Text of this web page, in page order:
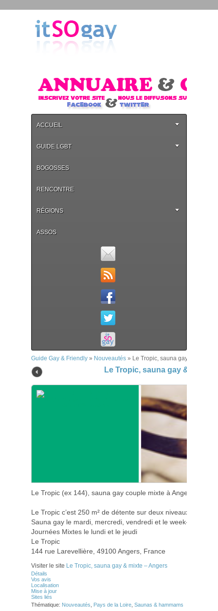
ACCUEIL
GUIDE LGBT
BOGOSSES
RENCONTRE
RÉGIONS
ASSOS
Guide Gay & Friendly » Nouveautés » Le Tropic, sauna gay & mixte –
Le Tropic, sauna gay & mixte
Le Tropic (ex 144), sauna gay couple mixte à Angers
Le Tropic c’est 250 m² de détente sur deux niveaux
Sauna gay le mardi, mercredi, vendredi et le week-end
Journées Mixtes le lundi et le jeudi
Le Tropic
144 rue Larevellière, 49100 Angers, France
Visiter le site Le Tropic, sauna gay & mixte – Angers
Détails
Vos avis
Localisation
Mise à jour
Sites liés
Thématique: Nouveautés Pays de la Loire Saunas & hammams